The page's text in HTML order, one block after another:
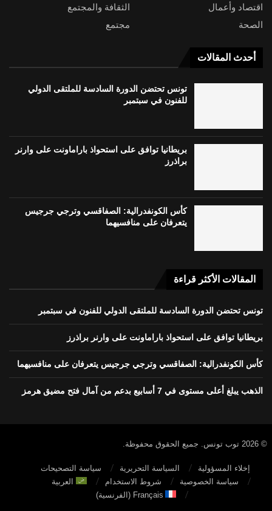
اقتصاد وأعمال
الثقافة والمجتمع
الصحة
مجتمع
أحدث المقالات
تونس تحتضن الدورة السادسة للملتقى الدولي
للفنون في سبتمبر
بريطانيا توافق على استحواذ باراماونت على وارنر
براذرز
كأس الكونفدرالية: الصفاقسي وترجي جرجيس
يتعرفان على منافسيهما
المقالات الأكثر قراءة
تونس تحتضن الدورة السادسة للملتقى الدولي للفنون في سبتمبر
بريطانيا توافق على استحواذ باراماونت على وارنر براذرز
كأس الكونفدرالية: الصفاقسي وترجي جرجيس يتعرفان على منافسيهما
الذهب يبلغ أعلى مستوى في 7 أسابيع بدعم من آمال فتح مضيق هرمز
© 2026 توب تونس. جميع الحقوق محفوظة.
إخلاء المسؤولية السياسة التحريرية
سياسة التصحيحات
سياسة الخصوصية
شروط الاستخدام
العربية
Français
( الفرنسية)